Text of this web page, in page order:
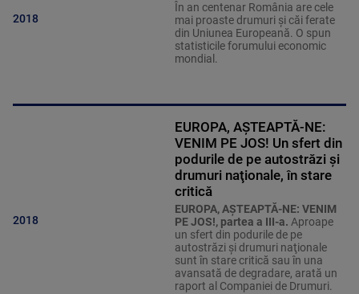
2018
În an centenar România are cele
mai proaste drumuri şi căi ferate
din Uniunea Europeană. O spun
statisticile forumului economic
mondial.
2018
EUROPA, AŞTEAPTĂ-NE:
VENIM PE JOS! Un sfert din
podurile de pe autostrăzi şi
drumuri naţionale, în stare
critică
EUROPA, AŞTEAPTĂ-NE: VENIM
PE JOS!, partea a III-a. Aproape
un sfert din podurile de pe
autostrăzi şi drumuri naţionale
sunt în stare critică sau în una
avansată de degradare, arată un
raport al Companiei de Drumuri.